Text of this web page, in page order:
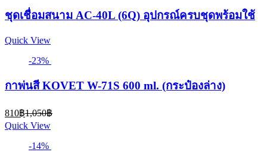
ชุดเชื่อมสนาม AC-40L (6Q) อุปกรณ์ครบชุดพร้อมใช้
Quick View
-23%
กาพ่นสี KOVET W-71S 600 ml. (กระป๋องล่าง)
810฿Current
price
is:
810฿.
1,050฿
Quick View
-14%